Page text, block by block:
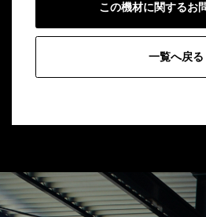
この機材に関するお
一覧へ戻る